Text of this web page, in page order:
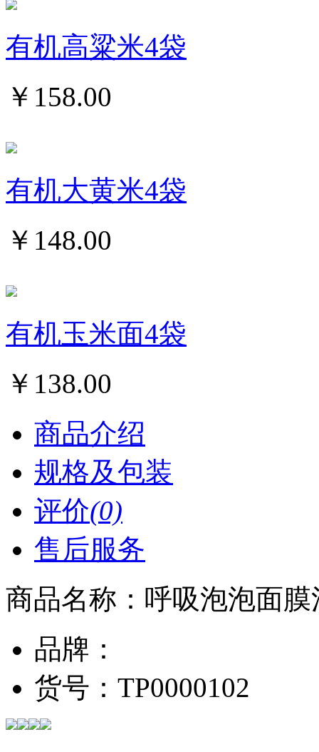
有机高粱米4袋
￥ 158.00
有机大黄米4袋
￥ 148.00
有机玉米面4袋
￥ 138.00
商品介绍
规格及包装
评价(0)
售后服务
商品名称： 呼吸泡泡面
品牌：
货号： TP0000102